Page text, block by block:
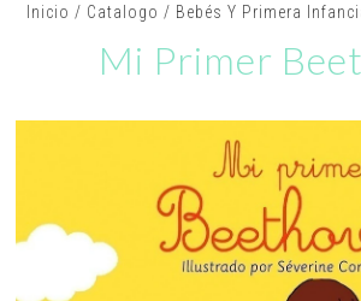
Inicio / Catalogo / Bebés Y Primera
Mi Primer